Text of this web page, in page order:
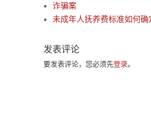
诈骗案
未成年人抚养费标准如何确
发表评论
要发表评论，您必须先登录。